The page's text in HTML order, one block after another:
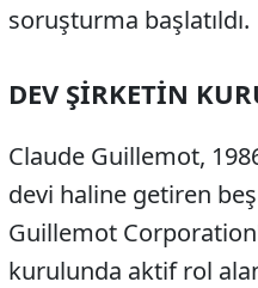
soruşturma başlatıldı.
DEV ŞİRKETİN
Claude Guillemot,
devi haline getiren
Guillemot
kurulunda aktif rol